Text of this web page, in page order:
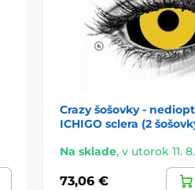
Crazy šošovky -
ICHIGO sclera (2
Na sklade,v utorok 11.
73,06 €